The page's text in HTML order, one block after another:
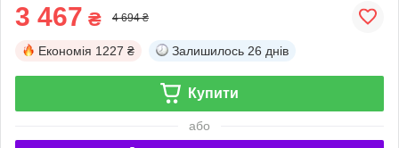
3 467 ₴ 4 694 ₴
Економія 1227 ₴ Залишилось 26 днів
Купити
або